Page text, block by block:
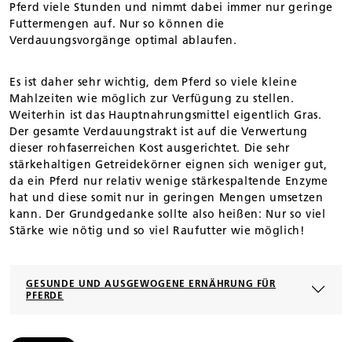
Pferd viele Stunden und nimmt dabei immer nur geringe
Futtermengen auf. Nur so können die
Verdauungsvorgänge optimal ablaufen.
Es ist daher sehr wichtig, dem Pferd so viele kleine
Mahlzeiten wie möglich zur Verfügung zu stellen.
Weiterhin ist das Hauptnahrungsmittel eigentlich Gras.
Der gesamte Verdauungstrakt ist auf die Verwertung
dieser rohfaserreichen Kost ausgerichtet. Die sehr
stärkehaltigen Getreidekörner eignen sich weniger gut,
da ein Pferd nur relativ wenige stärkespaltende Enzyme
hat und diese somit nur in geringen Mengen umsetzen
kann. Der Grundgedanke sollte also heißen: Nur so viel
Stärke wie nötig und so viel Raufutter wie möglich!
GESUNDE UND AUSGEWOGENE ERNÄHRUNG FÜR
PFERDE